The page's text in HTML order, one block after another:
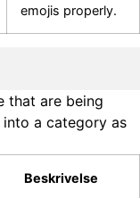
emojis properly.
that are being
a category as
Beskrivelse